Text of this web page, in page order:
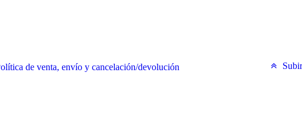
de venta, envío y cancelación/devolución Subir